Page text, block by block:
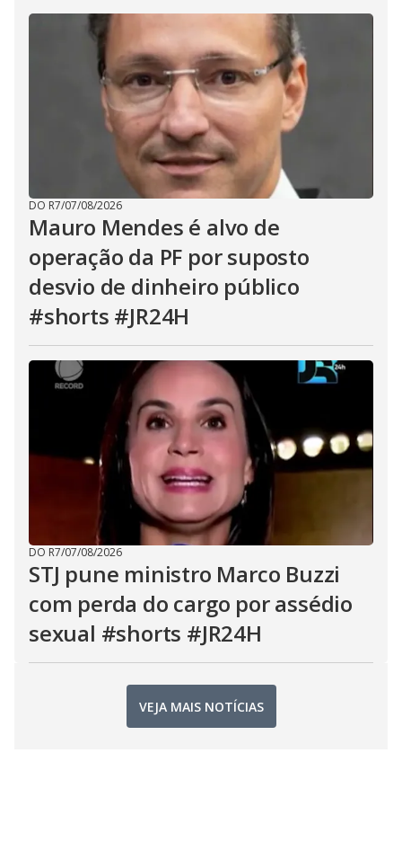
DO R7/07/08/2026
Mauro Mendes é alvo de
operação da PF por suposto
desvio de dinheiro público
#shorts #JR24H
DO R7/07/08/2026
STJ pune ministro Marco Buzzi
com perda do cargo por assédio
sexual #shorts #JR24H
VEJA MAIS NOTÍCIAS